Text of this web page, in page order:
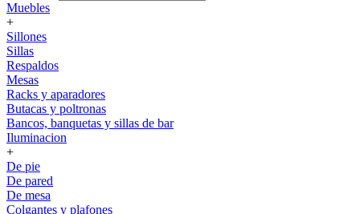
Muebles
+
Sillones
Sillas
Respaldos
Mesas
Racks y aparadores
Butacas y poltronas
Bancos, banquetas y sillas de bar
Iluminacion
+
De pie
De pared
De mesa
Colgantes y plafones